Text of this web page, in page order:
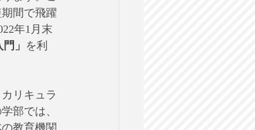
間で飛躍
年1月末
」
を利
リキュラ
部では、
教育機関